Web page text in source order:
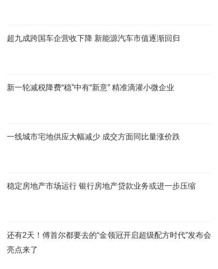
超九成跨国车企营收下降 新能源汽车市值逐渐回归
新一轮减税降费“稳”中有“新意” 精准滴灌小微企业
一线城市宅地供应大幅减少 成交方面同比量涨价跌
稳定房地产市场运行 银行房地产贷款业务或进一步压缩
还有2天！傅首尔都要去的“金领冠开启超级配方时代”发布会
亮点来了